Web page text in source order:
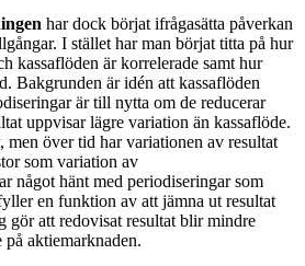
har dock börjat ifråga­sätta påverkan
I stället har man börjat titta på hur
kassaflöden är korrelerade samt hur
Bakgrunden är idén att kassaflöden
är till nytta om de reducerar
uppvisar lägre variation än kassaflöde.
men över tid har variationen av resultat
som variation av
något hänt med periodiseringar som
en funktion av att jämna ut resultat
gör att redovisat resultat blir mindre
aktiemarknaden.